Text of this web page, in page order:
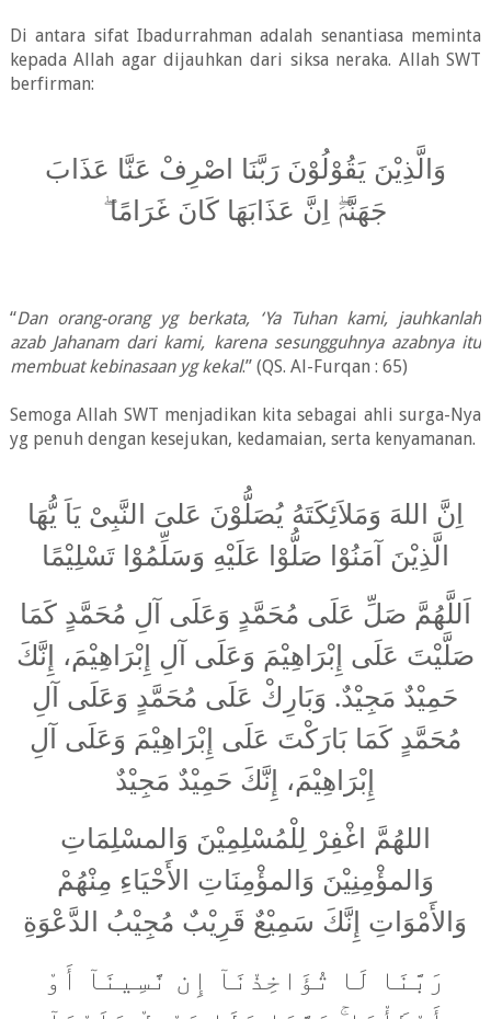
Di antara sifat Ibadurrahman adalah senantiasa meminta
kepada Allah agar dijauhkan dari siksa neraka. Allah SWT
berfirman:
وَالَّذِيْنَ يَقُوْلُوْنَ رَبَّنَا اصْرِفْ عَنَّا عَذَابَ
جَهَنَّمَۖ اِنَّ عَذَابَهَا كَانَ غَرَامًا ۖ
“Dan orang-orang yg berkata, ‘Ya Tuhan kami, jauhkanlah
azab Jahanam dari kami, karena sesungguhnya azabnya itu
membuat kebinasaan yg kekal.” (QS. Al-Furqan : 65)
Semoga Allah SWT menjadikan kita sebagai ahli surga-Nya
yg penuh dengan kesejukan, kedamaian, serta kenyamanan.
اِنَّ اللهَ وَمَلاَئِكَتَهُ يُصَلُّوْنَ عَلىَ النَّبِىْ يَاَ يُّهَا
الَّذِيْنَ آمَنُوْا صَلُّوْا عَلَيْهِ وَسَلِّمُوْا تَسْلِيْمًا
اَللَّهُمَّ صَلِّ عَلَى مُحَمَّدٍ وَعَلَى آلِ مُحَمَّدٍ كَمَا
صَلَّيْتَ عَلَى إِبْرَاهِيْمَ وَعَلَى آلِ إِبْرَاهِيْمَ، إِنَّكَ
حَمِيْدٌ مَجِيْدٌ. وَبَارِكْ عَلَى مُحَمَّدٍ وَعَلَى آلِ
مُحَمَّدٍ كَمَا بَارَكْتَ عَلَى إِبْرَاهِيْمَ وَعَلَى آلِ
إِبْرَاهِيْمَ، إِنَّكَ حَمِيْدٌ مَجِيْدٌ
اللهُمَّ اغْفِرْ لِلْمُسْلِمِيْنَ وَالمسْلِمَاتِ
وَالمؤْمِنِيْنَ وَالمؤْمِنَاتِ الأَحْيَاءِ مِنْهُمْ
وَالأَمْوَاتِ إِنَّكَ سَمِيْعٌ قَرِيْبٌ مُجِيْبُ الدَّعْوَةِ
رَبَّنَا لَا تُؤَاخِذْنَآ إِن نَّسِينَآ أَوْ